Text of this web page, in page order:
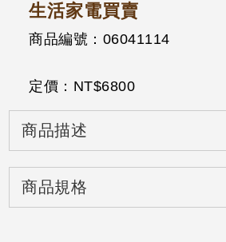
生活家電買賣
商品編號：06041114
定價：NT$6800
商品描述
商品規格